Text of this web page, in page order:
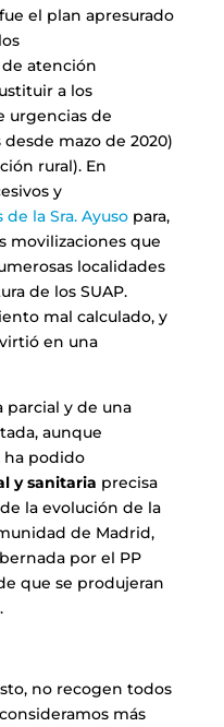
el plan apresurado
atención
a los
urgencias de
mazo de 2020)
rural). En
y
la Sra. Ayusopara,
movilizaciones que
localidades
de los SUAP.
mal calculado, y
en una
parcial y de una
aunque
ha podido
y sanitaria precisa
la evolución de la
de Madrid,
por el PP
que se produjeran
no recogen todos
más